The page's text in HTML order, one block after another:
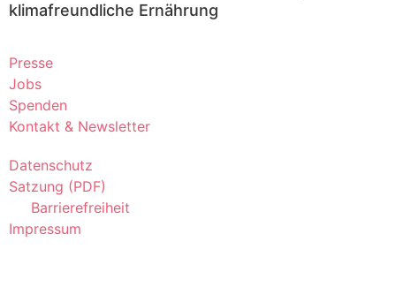
klimafreundliche Ernährung
Presse
Jobs
Spenden
Kontakt & Newsletter
Datenschutz
Satzung (PDF)
Barrierefreiheit
Impressum